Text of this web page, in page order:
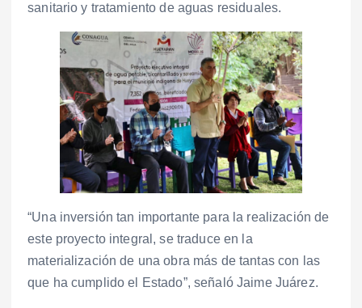
sanitario y tratamiento de aguas residuales.
“Una inversión tan importante para la realización de
este proyecto integral, se traduce en la
materialización de una obra más de tantas con las
que ha cumplido el Estado”, señaló Jaime Juárez.